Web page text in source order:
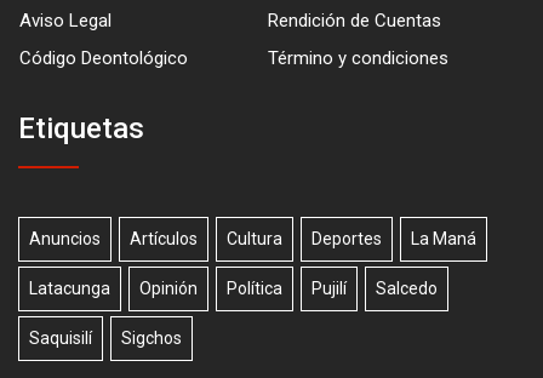
Aviso Legal
Rendición de Cuentas
Código Deontológico
Término y condiciones
Etiquetas
Anuncios Artículos Cultura Deportes La Maná
Latacunga Opinión Política Pujilí Salcedo
Saquisilí Sigchos